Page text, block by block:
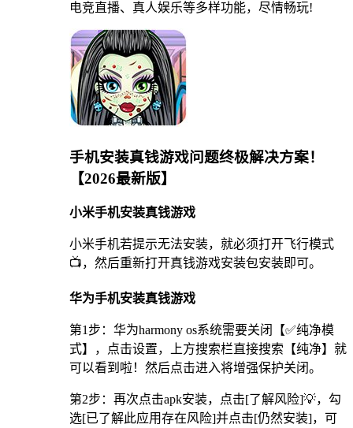
电竞直播、真人娱乐等多样功能，尽情畅玩!
手机安装真钱游戏问题终极解决方案！
【2026最新版】
小米手机安装真钱游戏
小米手机若提示无法安装，就必须打开飞行模式
📺，然后重新打开真钱游戏安装包安装即可。
华为手机安装真钱游戏
第1步：华为harmony os系统需要关闭【✅纯净模
式】，点击设置，上方搜索栏直接搜索【纯净】就
可以看到啦！然后点击进入将增强保护关闭。
第2步：再次点击apk安装，点击[了解风险]💡，勾
选[已了解此应用存在风险]并点击[仍然安装]，可